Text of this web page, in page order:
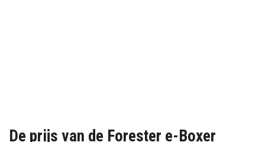
De prijs van de Forester e-Boxer